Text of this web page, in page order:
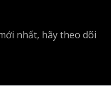
nhất, hãy theo dõi